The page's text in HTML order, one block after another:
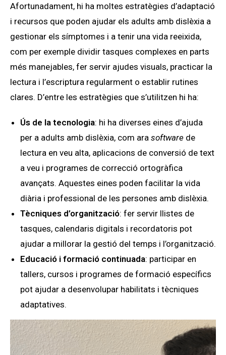
Afortunadament, hi ha moltes estratègies d’adaptació
i recursos que poden ajudar els adults amb dislèxia a
gestionar els símptomes i a tenir una vida reeixida,
com per exemple dividir tasques complexes en parts
més manejables, fer servir ajudes visuals, practicar la
lectura i l’escriptura regularment o establir rutines
clares. D’entre les estratègies que s’utilitzen hi ha:
Ús de la tecnologia: hi ha diverses eines d’ajuda
per a adults amb dislèxia, com ara software de
lectura en veu alta, aplicacions de conversió de text
a veu i programes de correcció ortogràfica
avançats. Aquestes eines poden facilitar la vida
diària i professional de les persones amb dislèxia.
Tècniques d’organització: fer servir llistes de
tasques, calendaris digitals i recordatoris pot
ajudar a millorar la gestió del temps i l’organització.
Educació i formació continuada: participar en
tallers, cursos i programes de formació específics
pot ajudar a desenvolupar habilitats i tècniques
adaptatives.